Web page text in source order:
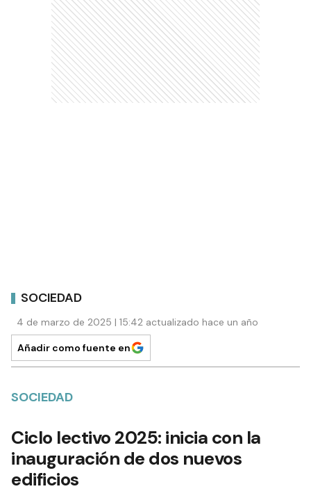
SOCIEDAD
4 de marzo de 2025 | 15:42 actualizado hace un año
Añadir como fuente en
SOCIEDAD
Ciclo lectivo 2025: inicia con la
inauguración de dos nuevos
edificios